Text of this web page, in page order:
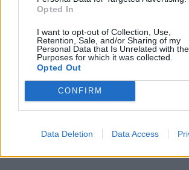
Opted In
I want to opt-out of Collection, Use,
Retention, Sale, and/or Sharing of my
Personal Data that Is Unrelated with the
Purposes for which it was collected.
Opted Out
CONFIRM
Data Deletion Data Access
Nike